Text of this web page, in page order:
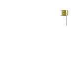
1
2
3
4
5
6
7
8
9
10